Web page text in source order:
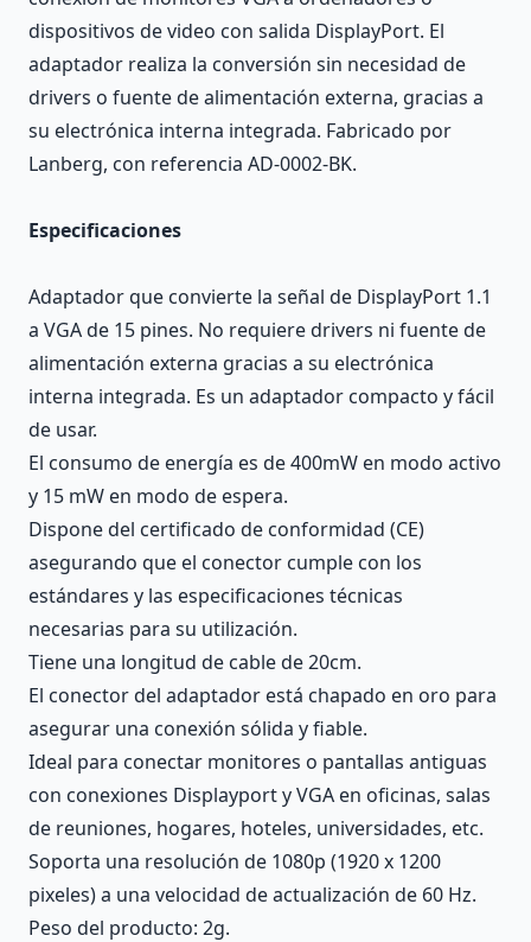
dispositivos de video con salida DisplayPort. El
adaptador realiza la conversión sin necesidad de
drivers o fuente de alimentación externa, gracias a
su electrónica interna integrada. Fabricado por
Lanberg, con referencia AD-0002-BK.
Especificaciones
Adaptador que convierte la señal de DisplayPort 1.1
a VGA de 15 pines. No requiere drivers ni fuente de
alimentación externa gracias a su electrónica
interna integrada. Es un adaptador compacto y fácil
de usar.
El consumo de energía es de 400mW en modo activo
y 15 mW en modo de espera.
Dispone del certificado de conformidad (CE)
asegurando que el conector cumple con los
estándares y las especificaciones técnicas
necesarias para su utilización.
Tiene una longitud de cable de 20cm.
El conector del adaptador está chapado en oro para
asegurar una conexión sólida y fiable.
Ideal para conectar monitores o pantallas antiguas
con conexiones Displayport y VGA en oficinas, salas
de reuniones, hogares, hoteles, universidades, etc.
Soporta una resolución de 1080p (1920 x 1200
pixeles) a una velocidad de actualización de 60 Hz.
Peso del producto: 2g.